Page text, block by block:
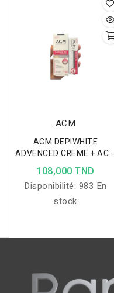
ACM
ACM DEPIWHITE
ADVENCED CREME + ACM
DEPIWHITE CONTOUR DES
YEUX
108,000 TND
Disponibilité: 983 En
stock